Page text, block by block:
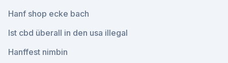
Hanf shop ecke bach
Ist cbd überall in den usa illegal
Hanffest nimbin